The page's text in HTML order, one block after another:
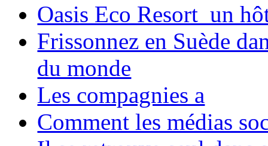
Oasis Eco Resort un
Frissonnez en Suède
du monde
Les compagnies a
Comment les médias